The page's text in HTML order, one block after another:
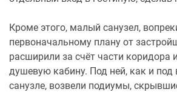
Кроме этого, малый санузел,
первоначальному плану от
расширили за счёт части коридора
душевую кабину. Под ней, как и под
санузле, возвели подиумы,